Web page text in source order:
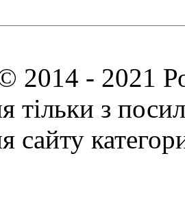
2014 - 2021
тільки з
сайту